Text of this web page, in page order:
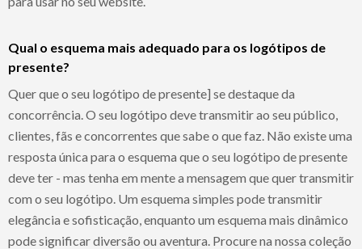
Qual o esquema mais adequado para os logótipos de
presente?
Quer que o seu logótipo de presente] se destaque da
concorrência. O seu logótipo deve transmitir ao seu público,
clientes, fãs e concorrentes que sabe o que faz. Não existe uma
resposta única para o esquema que o seu logótipo de presente
deve ter - mas tenha em mente a mensagem que quer transmitir
com o seu logótipo. Um esquema simples pode transmitir
elegância e sofisticação, enquanto um esquema mais dinâmico
pode significar diversão ou aventura. Procure na nossa coleção